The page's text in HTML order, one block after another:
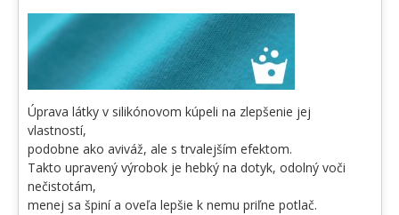
Úprava látky v silikónovom kúpeli na zlepšenie jej
vlastností,
podobne ako aviváž, ale s trvalejším efektom.
Takto upravený výrobok je hebký na dotyk, odolný voči
nečistotám,
menej sa špiní a oveľa lepšie k nemu priľne potlač.